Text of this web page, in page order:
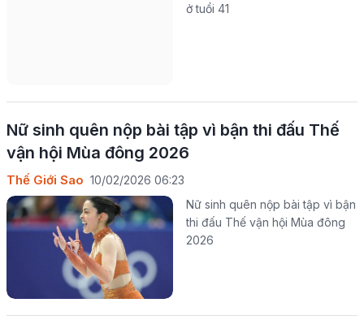
ở tuổi 41
Nữ sinh quên nộp bài tập vì bận thi đấu Thế
vận hội Mùa đông 2026
Thế Giới Sao 10/02/2026 06:23
Nữ sinh quên nộp bài tập vì bận
thi đấu Thế vận hội Mùa đông
2026